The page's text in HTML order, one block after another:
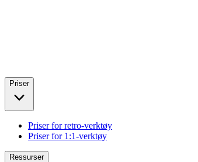
Priser
Priser for retro-verktøy
Priser for 1:1-verktøy
Ressurser